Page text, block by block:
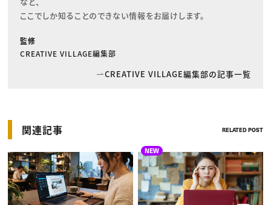
ここでしか知ることのできない情報をお届けします。
監修
CREATIVE VILLAGE編集部
CREATIVE VILLAGE編集部の記事一覧
関連記事 RELATED POST
NEW